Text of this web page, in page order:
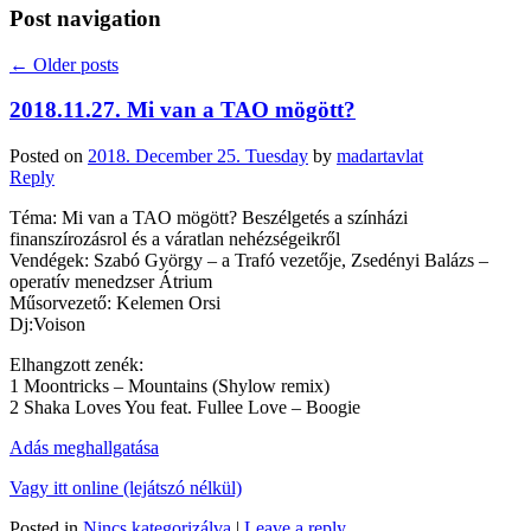
Post navigation
← Older posts
2018.11.27. Mi van a TAO mögött?
Posted on 2018. December 25. Tuesday by madartavlat
Reply
Téma: Mi van a TAO mögött? Beszélgetés a színházi
finanszírozásrol és a váratlan nehézségeikről
Vendégek: Szabó György – a Trafó vezetője, Zsedényi Balázs –
operatív menedzser Átrium
Műsorvezető: Kelemen Orsi
Dj:Voison
Elhangzott zenék:
1 Moontricks – Mountains (Shylow remix)
2 Shaka Loves You feat. Fullee Love – Boogie
Adás meghallgatása
Vagy itt online (lejátszó nélkül)